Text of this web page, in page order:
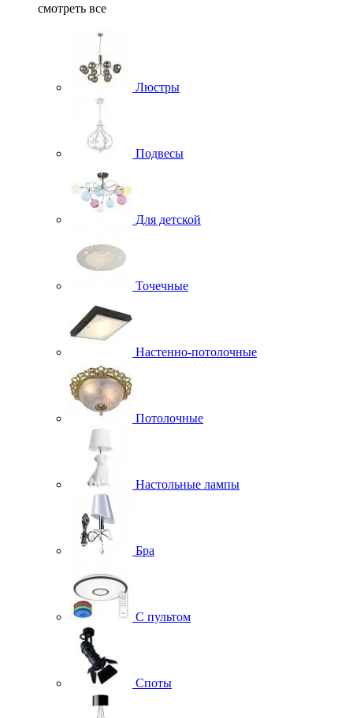
смотреть все
Люстры
Подвесы
Для детской
Точечные
Настенно-потолочные
Потолочные
Настольные лампы
Бра
С пультом
Споты